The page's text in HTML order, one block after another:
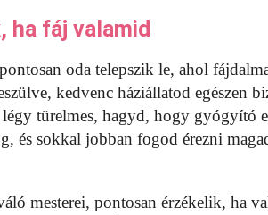
ha fáj valamid
oda telepszik le, ahol
kedvenc háziállatod egészen
türelmes, hagyd, hogy gyógyító
és sokkal jobban fogod érezni
mesterei, pontosan érzékelik, ha